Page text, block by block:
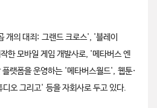
개의 대죄: 그랜드 크로스', '블레이
한 모바일 게임 개발사로, '메타버스 엔
랫폼을 운영하는 '메타버스월드', 웹툰·
오 그리고' 등을 자회사로 두고 있다.